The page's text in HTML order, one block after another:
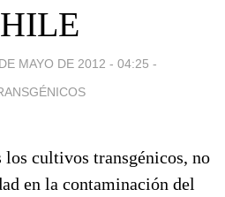
MAYO DE 2012 - 04:25 -
los cultivos transgénicos, no
en la contaminación del